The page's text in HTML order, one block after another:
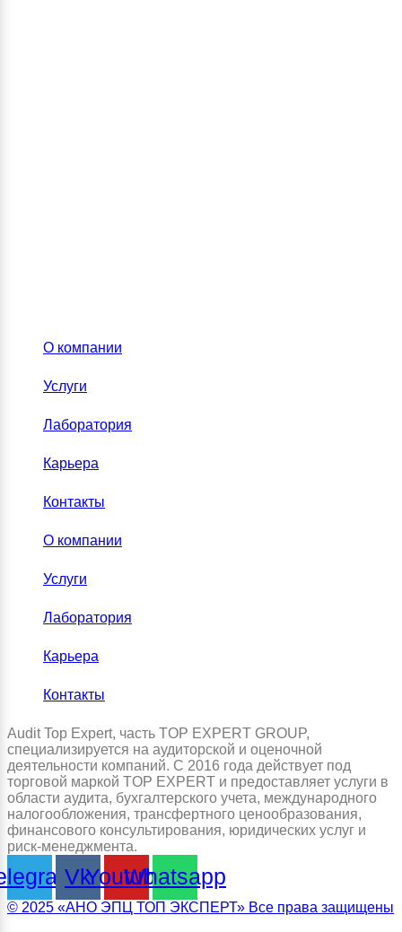
О компании
Услуги
Лаборатория
Карьера
Контакты
О компании
Услуги
Лаборатория
Карьера
Контакты
Audit Top Expert, часть TOP EXPERT GROUP,
специализируется на аудиторской и оценочной
деятельности компаний. С 2016 года действует под
торговой маркой TOP EXPERT и предоставляет услуги в
области аудита, бухгалтерского учета, международного
налогообложения, трансфертного ценообразования,
финансового консультирования, юридических услуг и
риск-менеджмента.
VkYoutube
Whatsapp
© 2025 «АНО ЭПЦ ТОП ЭКСПЕРТ» Все права защищены